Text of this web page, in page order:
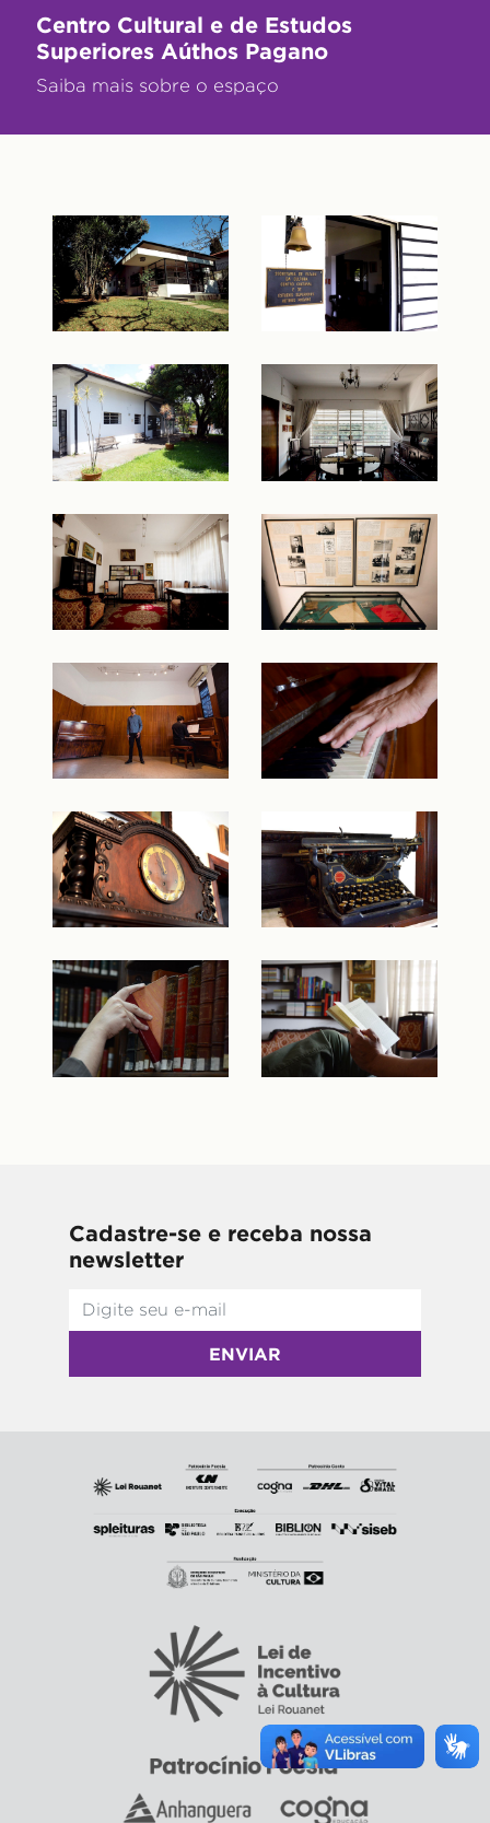
Centro Cultural e de Estudos
Superiores Aúthos Pagano
Saiba mais sobre o espaço
Cadastre-se e receba nossa
newsletter
ENVIAR